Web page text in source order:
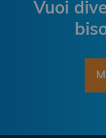
Vuoi